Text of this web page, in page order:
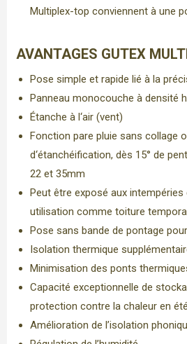
Multiplex-top conviennent à une
AVANTAGES GUTEX
Pose simple et rapide lié à la
Panneau monocouche à densité
Étanche à l‘air (vent)
Fonction pare pluie sans collage
d‘étanchéification, dès 15° de
22 et 35mm
Peut être exposé aux
utilisation comme toiture
Pose sans bande de pontage
Isolation thermique
Minimisation des ponts
Capacité exceptionnelle de
protection contre la chaleur en été
Amélioration de l’isolation